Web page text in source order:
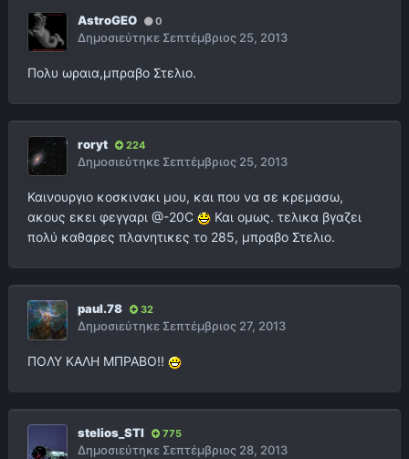
AstroGEO 0
Δημοσιεύτηκε Σεπτέμβριος 25, 2013
Πολυ ωραια,μπραβο Στελιο.
roryt 224
Δημοσιεύτηκε Σεπτέμβριος 25, 2013
Καινουργιο κοσκινακι μου, και που να σε κρεμασω,
ακους εκει φεγγαρι @-20C
Και ομως. τελικα βγαζει
πολύ καθαρες πλανητικες το 285, μπραβο Στελιο.
paul.78 32
Δημοσιεύτηκε Σεπτέμβριος 27, 2013
ΠΟΛΥ ΚΑΛΗ ΜΠΡΑΒΟ!!
stelios_STI 775
Δημοσιεύτηκε Σεπτέμβριος 28, 2013